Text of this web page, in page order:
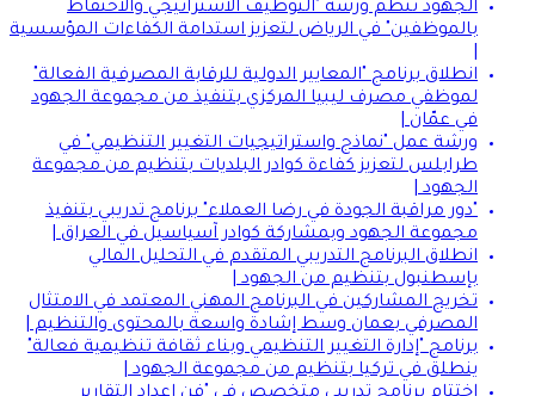
الجهود تنظم ورشة "التوظيف الاستراتيجي والاحتفاظ
بالموظفين" في الرياض لتعزيز استدامة الكفاءات المؤسسية
انطلاق برنامج "المعايير الدولية للرقابة المصرفية الفعالة"
لموظفي مصرف ليبيا المركزي بتنفيذ من مجموعة الجهود
في عمّان |
ورشة عمل "نماذج واستراتيجيات التغيير التنظيمي" في
طرابلس لتعزيز كفاءة كوادر البلديات بتنظيم من مجموعة
الجهود |
"دور مراقبة الجودة في رضا العملاء" برنامج تدريبي بتنفيذ
مجموعة الجهود وبمشاركة كوادر آسياسيل في العراق |
انطلاق البرنامج التدريبي المتقدم في التحليل المالي
بإسطنبول بتنظيم من الجهود |
تخريج المشاركين في البرنامج المهني المعتمد في الامتثال
المصرفي بعمان وسط إشادة واسعة بالمحتوى والتنظيم |
برنامج "إدارة التغيير التنظيمي وبناء ثقافة تنظيمية فعالة"
ينطلق في تركيا بتنظيم من مجموعة الجهود |